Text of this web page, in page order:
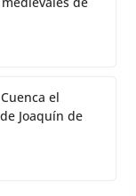
el
Joaquín de